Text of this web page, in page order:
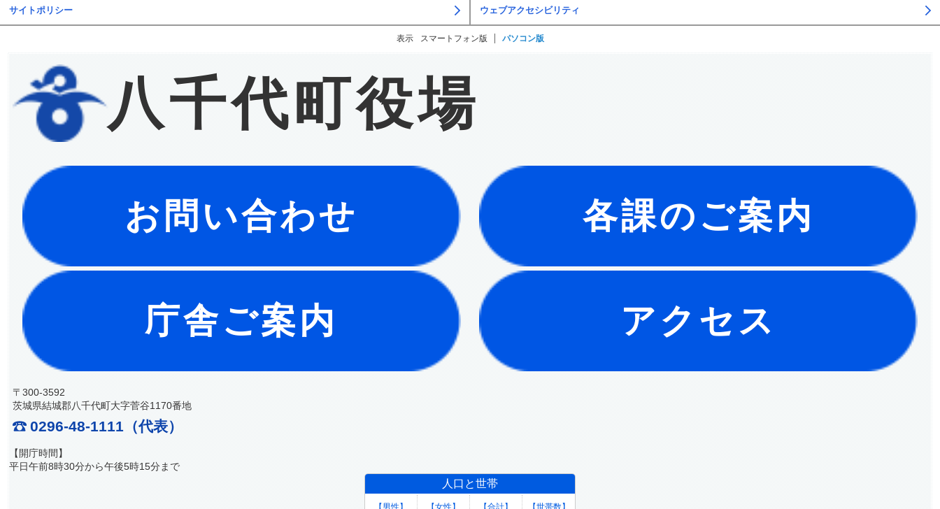
サイトポリシー ウェブアクセシビリティ
表示 スマートフォン版 パソコン版
八千代町役場
お問い合わせ 各課のご案内
庁舎ご案内 アクセス
〒300-3592
茨城県結城郡八千代町大字菅谷1170番地
0296-48-1111（代表）
【開庁時間】
平日午前8時30分から午後5時15分まで